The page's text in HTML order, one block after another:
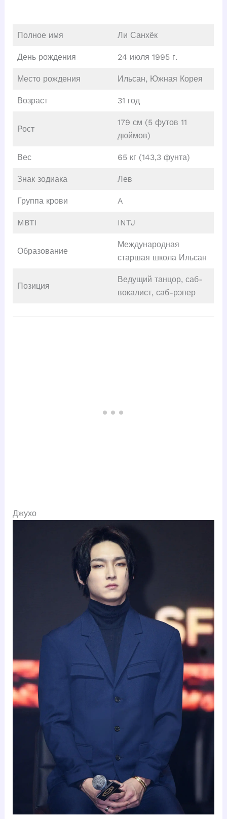
Полное имя Ли Санхёк
День рождения 24 июля 1995 г.
Место рождения Ильсан, Южная Корея
Возраст 31 год
Рост
179 см (5 футов 11
дюймов)
Вес 65 кг (143,3 фунта)
Знак зодиака Лев
Группа крови A
MBTI INTJ
Образование
Международная
старшая школа Ильсан
Позиция
Ведущий танцор, саб-
вокалист, саб-рэпер
Джухо